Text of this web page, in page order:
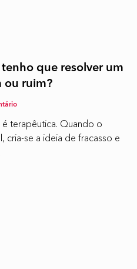
que resolver um
ou ruim?
é terapêutica. Quando o
cria-se a ideia de fracasso e